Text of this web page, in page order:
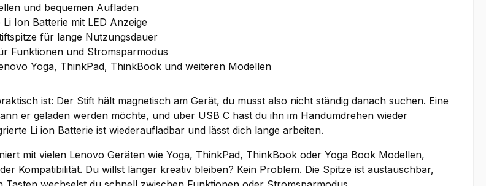
und bequemen Aufladen
Ion Batterie mit LED Anzeige
für lange Nutzungsdauer
Funktionen und Stromsparmodus
Yoga, ThinkPad, ThinkBook und weiteren Modellen
ist: Der Stift hält magnetisch am Gerät, du musst also nicht ständig danach suchen. Eine
er geladen werden möchte, und über USB C hast du ihn im Handumdrehen wieder
Li ion Batterie ist wiederaufladbar und lässt dich lange arbeiten.
mit vielen Lenovo Geräten wie Yoga, ThinkPad, ThinkBook oder Yoga Book Modellen,
Kompatibilität. Du willst länger kreativ bleiben? Kein Problem. Die Spitze ist austauschbar,